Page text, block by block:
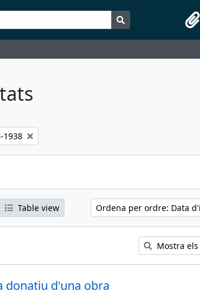
Search in browse
1938
Table view Ordena per ordre: Data
Mostra
donatiu d'una obra